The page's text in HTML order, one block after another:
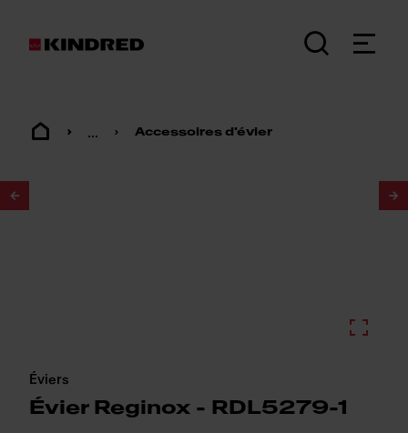
... Accessoires d'évier
Éviers
Évier Reginox - RDL5279-1